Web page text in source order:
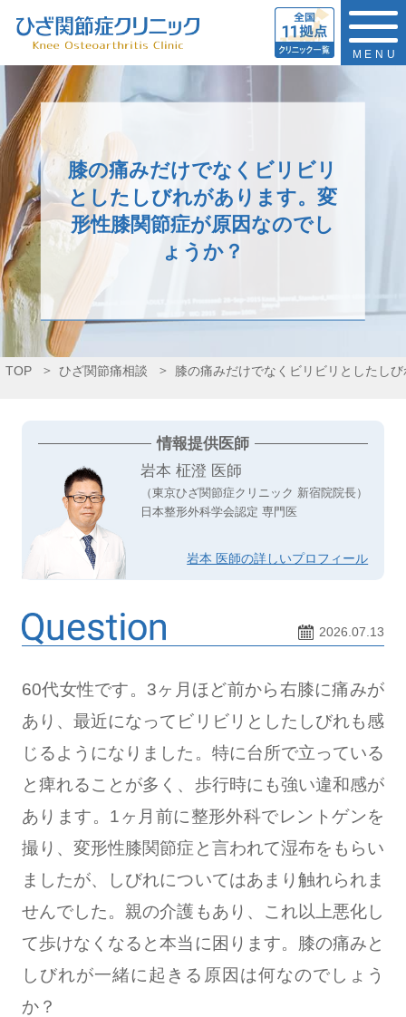
MENU
膝の痛みだけでなくビリビリ
としたしびれがあります。変
形性膝関節症が原因なのでし
ょうか？
TOP ひざ関節痛相談 膝の痛みだけでなくビリビリとしたし
情報提供医師
岩本 柾澄 医師
（東京ひざ関節症クリニック 新宿院院長）
日本整形外科学会認定 専門医
岩本 医師の詳しいプロフィール
2026.07.13
60代女性です。3ヶ月ほど前から右膝に痛みが
あり、最近になってビリビリとしたしびれも感
じるようになりました。特に台所で立っている
と痺れることが多く、歩行時にも強い違和感が
あります。1ヶ月前に整形外科でレントゲンを
撮り、変形性膝関節症と言われて湿布をもらい
ましたが、しびれについてはあまり触れられま
せんでした。親の介護もあり、これ以上悪化し
て歩けなくなると本当に困ります。膝の痛みと
しびれが一緒に起きる原因は何なのでしょう
か？